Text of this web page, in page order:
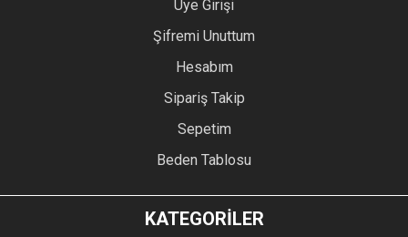
Üye Girişi
Şifremi Unuttum
Hesabım
Sipariş Takip
Sepetim
Beden Tablosu
KATEGORİLER